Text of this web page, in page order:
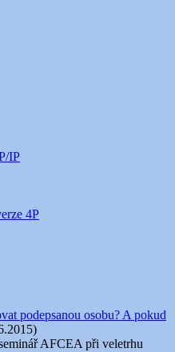
IP
4P
podepsanou osobu? A pokud
AFCEA při veletrhu